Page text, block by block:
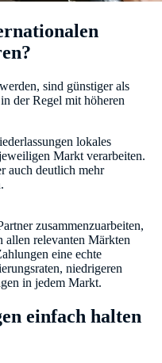
sind günstiger als
der Regel mit höheren
lokales
Markt verarbeiten.
auch deutlich mehr
zusammenzuarbeiten,
relevanten Märkten
eine echte
niedrigeren
in jedem Markt.
einfach halten